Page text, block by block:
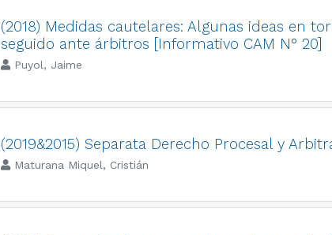
(2018) Medidas cautelares: Algunas ideas en
seguido ante árbitros [Informativo CAM N° 20]
Puyol, Jaime
(2019&2015) Separata Derecho Procesal y
Maturana Miquel, Cristián